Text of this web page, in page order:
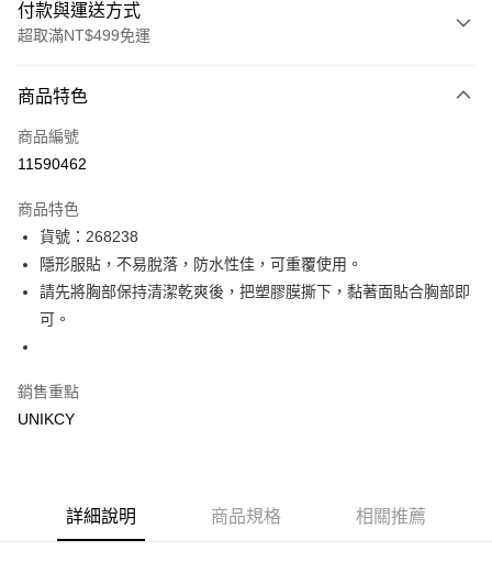
付款與運送方式
超取滿NT$499免運
icash Pay
信用卡一次付款
LINE Pay
Apple Pay
街口支付
悠遊付
Google Pay
每筆NT$70，滿NT$499(含以上)免運費
商品特色
商品編號
11590462
商品特色
貨號：268238
隱形服貼，不易脫落，防水性佳，可重覆使用。
請先將胸部保持清潔乾爽後，把塑膠膜撕下，黏著面貼合胸部即
可。
銷售重點
UNIKCY
詳細說明 商品規格 相關推薦